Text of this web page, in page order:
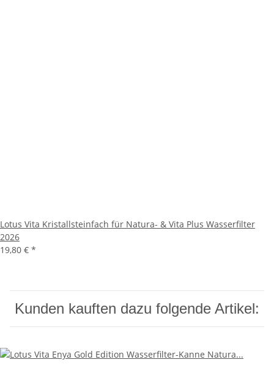
Lotus Vita Kristallsteinfach für Natura- & Vita Plus Wasserfilter
2026
19,80 € *
Kunden kauften dazu folgende Artikel: